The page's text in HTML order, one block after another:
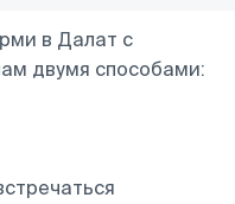
в Далат с
двумя способами: